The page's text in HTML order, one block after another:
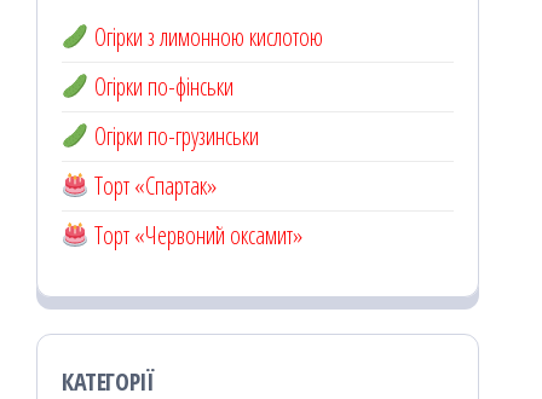
Огірки з лимонною кислотою
Огірки по-фінськи
Огірки по-грузинськи
Торт «Спартак»
Торт «Червоний оксамит»
КАТЕГОРІЇ